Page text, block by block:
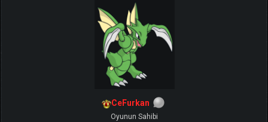
CeFurkan
Oyunun Sahibi